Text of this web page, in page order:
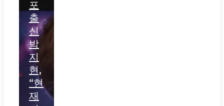
포
출
신
박
지
현,
“현
재